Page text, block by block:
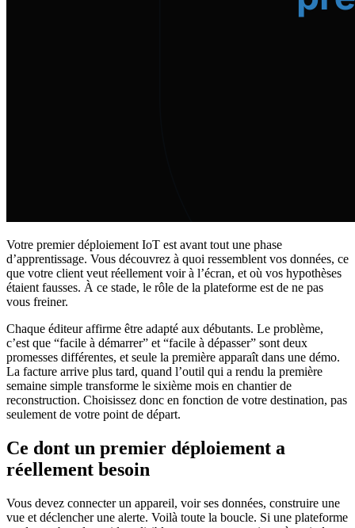
Votre premier déploiement IoT est avant tout une phase
d’apprentissage. Vous découvrez à quoi ressemblent vos données, ce
que votre client veut réellement voir à l’écran, et où vos hypothèses
étaient fausses. À ce stade, le rôle de la plateforme est de ne pas
vous freiner.
Chaque éditeur affirme être adapté aux débutants. Le problème,
c’est que “facile à démarrer” et “facile à dépasser” sont deux
promesses différentes, et seule la première apparaît dans une démo.
La facture arrive plus tard, quand l’outil qui a rendu la première
semaine simple transforme le sixième mois en chantier de
reconstruction. Choisissez donc en fonction de votre destination, pas
seulement de votre point de départ.
Ce dont un premier déploiement a
réellement besoin
Vous devez connecter un appareil, voir ses données, construire une
vue et déclencher une alerte. Voilà toute la boucle. Si une plateforme